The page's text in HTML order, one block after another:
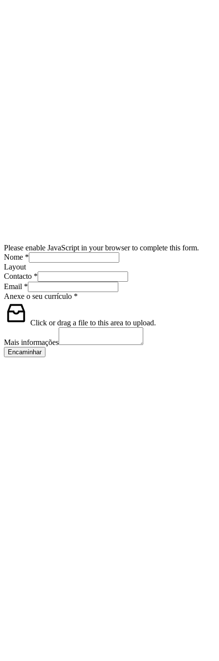
Please enable JavaScript in your browser to complete this form.
Nome *
Layout
Contacto *
Email *
Anexe o seu currículo *
Click or drag a file to this area to upload.
Mais informações
Encaminhar